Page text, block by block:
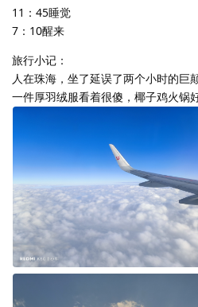
11：45睡觉
7：10醒来
旅行小记：
人在珠海，坐了延误了两个小时的巨
一件厚羽绒服看着很傻，椰子鸡火锅